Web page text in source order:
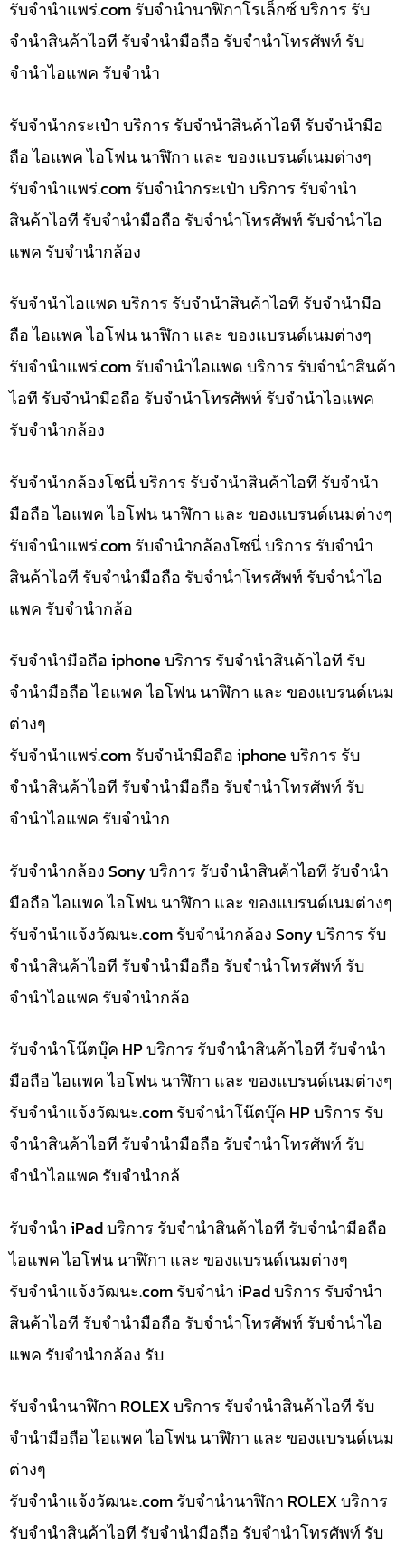
รับจํานําแพร่.com รับจำนำนาฬิกาโรเล็กซ์ บริการ รับ
จำนำสินค้าไอที รับจำนำมือถือ รับจำนำโทรศัพท์ รับ
จำนำไอแพค รับจำนำ
รับจำนำกระเป๋า บริการ รับจำนำสินค้าไอที รับจำนำมือ
ถือ ไอแพค ไอโฟน นาฬิกา และ ของแบรนด์เนมต่างๆ
รับจํานําแพร่.com รับจำนำกระเป๋า บริการ รับจำนำ
สินค้าไอที รับจำนำมือถือ รับจำนำโทรศัพท์ รับจำนำไอ
แพค รับจำนำกล้อง
รับจำนำไอแพด บริการ รับจำนำสินค้าไอที รับจำนำมือ
ถือ ไอแพค ไอโฟน นาฬิกา และ ของแบรนด์เนมต่างๆ
รับจํานําแพร่.com รับจำนำไอแพด บริการ รับจำนำสินค้า
ไอที รับจำนำมือถือ รับจำนำโทรศัพท์ รับจำนำไอแพค
รับจำนำกล้อง
รับจำนำกล้องโซนี่ บริการ รับจำนำสินค้าไอที รับจำนำ
มือถือ ไอแพค ไอโฟน นาฬิกา และ ของแบรนด์เนมต่างๆ
รับจํานําแพร่.com รับจำนำกล้องโซนี่ บริการ รับจำนำ
สินค้าไอที รับจำนำมือถือ รับจำนำโทรศัพท์ รับจำนำไอ
แพค รับจำนำกล้อ
รับจำนำมือถือ iphone บริการ รับจำนำสินค้าไอที รับ
จำนำมือถือ ไอแพค ไอโฟน นาฬิกา และ ของแบรนด์เนม
ต่างๆ
รับจํานําแพร่.com รับจำนำมือถือ iphone บริการ รับ
จำนำสินค้าไอที รับจำนำมือถือ รับจำนำโทรศัพท์ รับ
จำนำไอแพค รับจำนำก
รับจำนำกล้อง Sony บริการ รับจำนำสินค้าไอที รับจำนำ
มือถือ ไอแพค ไอโฟน นาฬิกา และ ของแบรนด์เนมต่างๆ
รับจํานําแจ้งวัฒนะ.com รับจำนำกล้อง Sony บริการ รับ
จำนำสินค้าไอที รับจำนำมือถือ รับจำนำโทรศัพท์ รับ
จำนำไอแพค รับจำนำกล้อ
รับจำนำโน๊ตบุ๊ค HP บริการ รับจำนำสินค้าไอที รับจำนำ
มือถือ ไอแพค ไอโฟน นาฬิกา และ ของแบรนด์เนมต่างๆ
รับจํานําแจ้งวัฒนะ.com รับจำนำโน๊ตบุ๊ค HP บริการ รับ
จำนำสินค้าไอที รับจำนำมือถือ รับจำนำโทรศัพท์ รับ
จำนำไอแพค รับจำนำกล้
รับจำนำ iPad บริการ รับจำนำสินค้าไอที รับจำนำมือถือ
ไอแพค ไอโฟน นาฬิกา และ ของแบรนด์เนมต่างๆ
รับจํานําแจ้งวัฒนะ.com รับจำนำ iPad บริการ รับจำนำ
สินค้าไอที รับจำนำมือถือ รับจำนำโทรศัพท์ รับจำนำไอ
แพค รับจำนำกล้อง รับ
รับจำนำนาฬิกา ROLEX บริการ รับจำนำสินค้าไอที รับ
จำนำมือถือ ไอแพค ไอโฟน นาฬิกา และ ของแบรนด์เนม
ต่างๆ
รับจํานําแจ้งวัฒนะ.com รับจำนำนาฬิกา ROLEX บริการ
รับจำนำสินค้าไอที รับจำนำมือถือ รับจำนำโทรศัพท์ รับ